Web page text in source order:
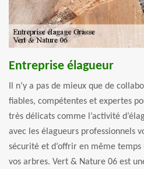
Entreprise élagueur
Il n’y a pas de mieux que de
fiables, compétentes et expertes
très délicats comme l’activité
avec les élagueurs professionnels
sécurité et d’offrir en même
vos arbres. Vert & Nature 06 est